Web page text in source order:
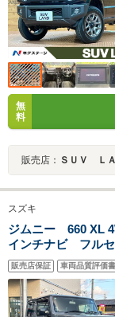
無
料
販売店： ＳＵＶ Ｌ
スズキ
ジムニー 660 XL
インチナビ フル
バックカメラ 前
ペアキー プッシ
4WD
販売店保証 車両品質評価